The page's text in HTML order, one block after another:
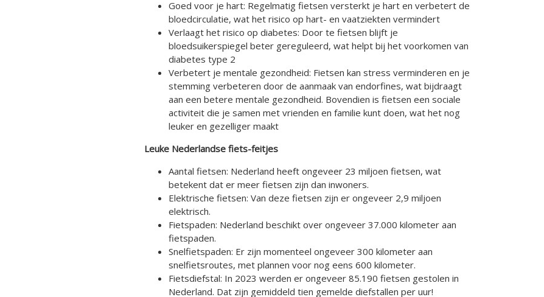
Goed voor je hart: Regelmatig fietsen versterkt je hart en verbetert de
bloedcirculatie, wat het risico op hart- en vaatziekten vermindert
Verlaagt het risico op diabetes: Door te fietsen blijft je
bloedsuikerspiegel beter gereguleerd, wat helpt bij het voorkomen van
diabetes type 2
Verbetert je mentale gezondheid: Fietsen kan stress verminderen en je
stemming verbeteren door de aanmaak van endorfines, wat bijdraagt
aan een betere mentale gezondheid. Bovendien is fietsen een sociale
activiteit die je samen met vrienden en familie kunt doen, wat het nog
leuker en gezelliger maakt
Leuke Nederlandse fiets-feitjes
Aantal fietsen: Nederland heeft ongeveer 23 miljoen fietsen, wat
betekent dat er meer fietsen zijn dan inwoners.
Elektrische fietsen: Van deze fietsen zijn er ongeveer 2,9 miljoen
elektrisch.
Fietspaden: Nederland beschikt over ongeveer 37.000 kilometer aan
fietspaden.
Snelfietspaden: Er zijn momenteel ongeveer 300 kilometer aan
snelfietsroutes, met plannen voor nog eens 600 kilometer.
Fietsdiefstal: In 2023 werden er ongeveer 85.190 fietsen gestolen in
Nederland. Dat zijn gemiddeld tien gemelde diefstallen per uur!